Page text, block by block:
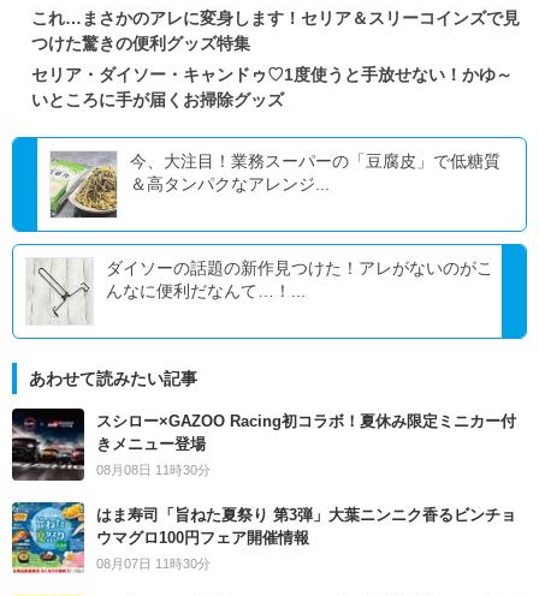
これ…まさかのアレに変身します！セリア＆スリーコインズで見
つけた驚きの便利グッズ特集
セリア・ダイソー・キャンドゥ♡1度使うと手放せない！かゆ～
いところに手が届くお掃除グッズ
今、大注目！業務スーパーの「豆腐皮」で低糖質
＆高タンパクなアレンジ...
ダイソーの話題の新作見つけた！アレがないのがこ
んなに便利だなんて…！...
あわせて読みたい記事
スシロー×GAZOO Racing初コラボ！夏休み限定ミニカー付
きメニュー登場
08月08日 11時30分
はま寿司「旨ねた夏祭り 第3弾」大葉ニンニク香るビンチョ
ウマグロ100円フェア開催情報
08月07日 11時30分